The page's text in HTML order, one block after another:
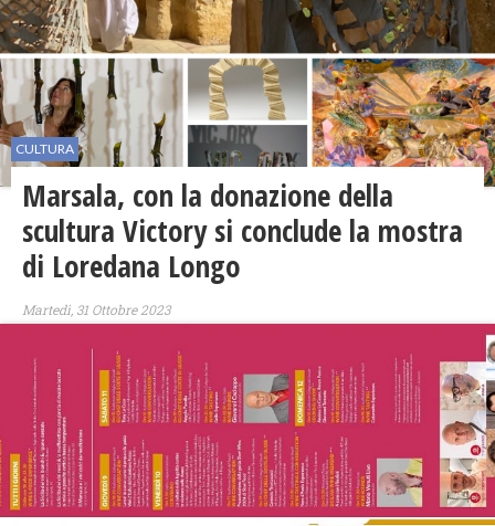
CULTURA
Marsala, con la donazione della
scultura Victory si conclude la mostra
di Loredana Longo
Martedì, 31 Ottobre 2023